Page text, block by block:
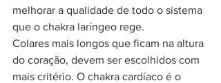
melhorar a qualidade de todo o sistema
que o chakra laríngeo rege.
Colares mais longos que ficam na altura
do coração, devem ser escolhidos com
mais critério. O chakra cardíaco é o